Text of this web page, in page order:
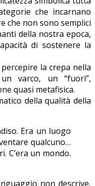
che incarnano
che non sono semplici
della nostra epoca,
di sostenere la
la crepa nella
varco, un “fuori”,
quasi metafisica.
della qualità della
Era un luogo
qualcuno…
C’era un mondo.
non descrive,